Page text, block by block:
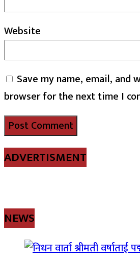
Website
Save my name, email, and
browser for the next time I
ADVERTISMENT
NEWS